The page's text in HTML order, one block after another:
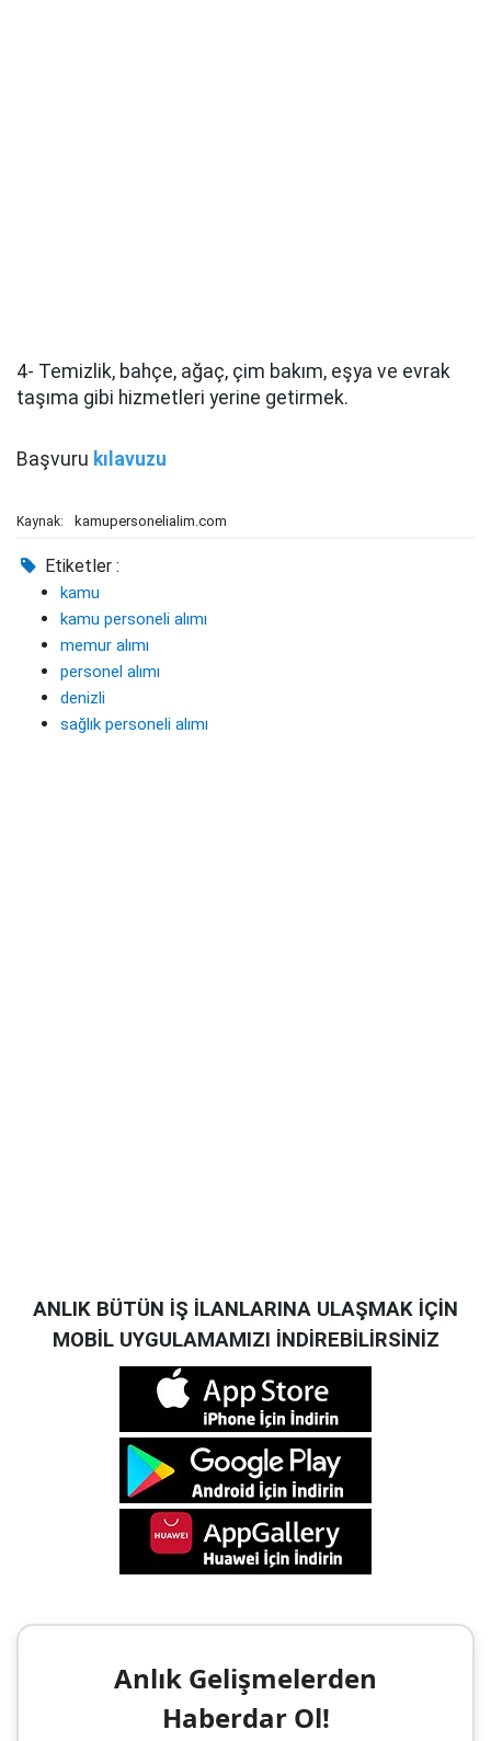
4- Temizlik, bahçe, ağaç, çim bakım, eşya ve evrak
taşıma gibi hizmetleri yerine getirmek.
Başvuru kılavuzu
Kaynak: kamupersonelialim.com
Etiketler :
kamu
kamu personeli alımı
memur alımı
personel alımı
denizli
sağlık personeli alımı
ANLIK BÜTÜN İŞ İLANLARINA ULAŞMAK İÇİN
MOBİL UYGULAMAMIZI İNDİREBİLİRSİNİZ
Anlık Gelişmelerden
Haberdar Ol!